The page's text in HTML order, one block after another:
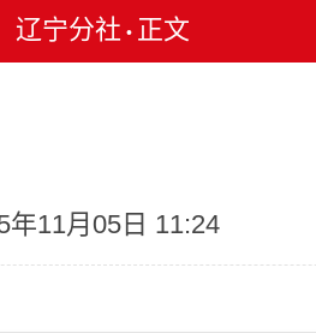
辽宁分社 • 正文
年11月05日 11:24